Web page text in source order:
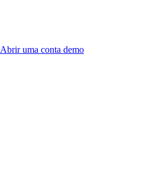
Abrir uma conta demo